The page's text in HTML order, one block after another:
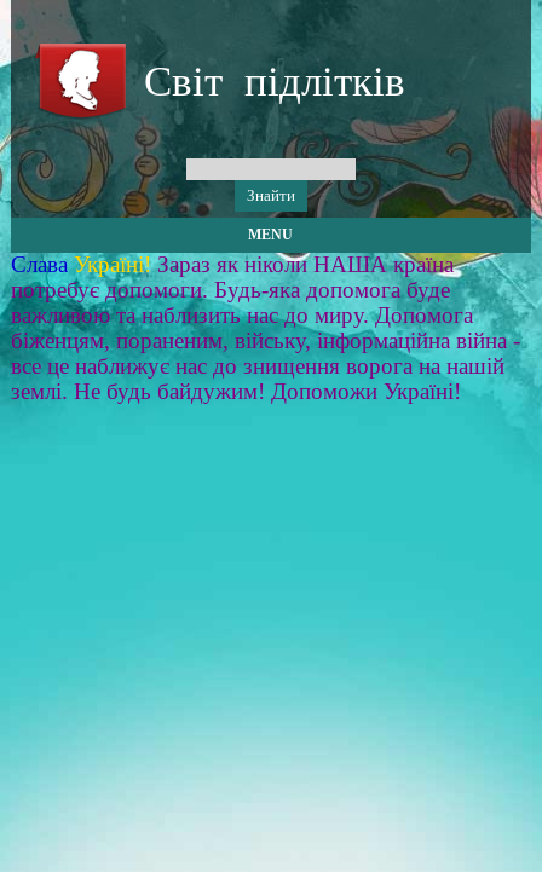
Світ підлітків
MENU
Слава Україні! Зараз як ніколи НАША країна
потребує допомоги. Будь-яка допомога буде
важливою та наблизить нас до миру. Допомога
біженцям, пораненим, війську, інформаційна війна -
все це наближує нас до знищення ворога на нашій
землі. Не будь байдужим! Допоможи Україні!